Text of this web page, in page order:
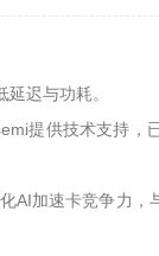
迟与功耗。
提供技术支持，
AI加速卡竞争力，